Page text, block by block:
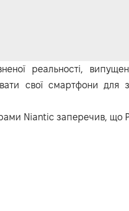
реальності,
свої смартфони
Niantic заперечив, що